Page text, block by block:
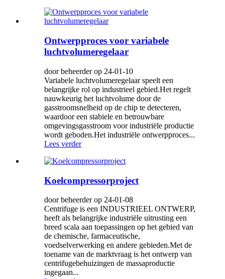
Ontwerpproces voor variabele
luchtvolumeregelaar
door beheerder op 24-01-10
Variabele luchtvolumeregelaar speelt een
belangrijke rol op industrieel gebied.Het regelt
nauwkeurig het luchtvolume door de
gasstroomsnelheid op de chip te detecteren,
waardoor een stabiele en betrouwbare
omgevingsgasstroom voor industriële productie
wordt geboden.Het industriële ontwerpproces...
Lees verder
Koelcompressorproject
door beheerder op 24-01-08
Centrifuge is een INDUSTRIEEL ONTWERP,
heeft als belangrijke industriële uitrusting een
breed scala aan toepassingen op het gebied van
de chemische, farmaceutische,
voedselverwerking en andere gebieden.Met de
toename van de marktvraag is het ontwerp van
centrifugebehuizingen de massaproductie
ingegaan...